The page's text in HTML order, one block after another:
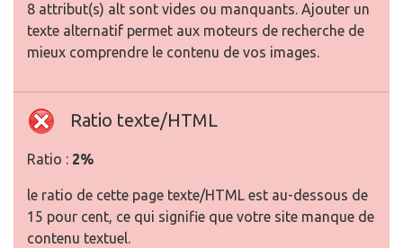
8 attribut(s) alt sont vides ou manquants. Ajouter un
texte alternatif permet aux moteurs de recherche de
mieux comprendre le contenu de vos images.
Ratio texte/HTML
Ratio : 2%
le ratio de cette page texte/HTML est au-dessous de
15 pour cent, ce qui signifie que votre site manque de
contenu textuel.